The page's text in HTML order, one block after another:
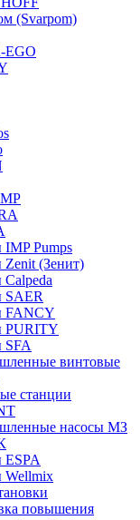
(Svarpom)
EGO
Pumps
Zenit (Зенит)
SAER
FANCY
PURITY
SFA
винтовые
станции
насосы МЗ
ESPA
Wellmix
повышения